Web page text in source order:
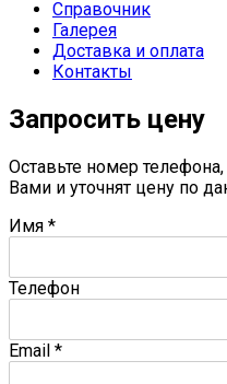
Справочник
Галерея
Доставка и оплата
Контакты
Запросить цену
Оставьте номер
Вами и уточнят цену по
Имя *
Телефон
Email *